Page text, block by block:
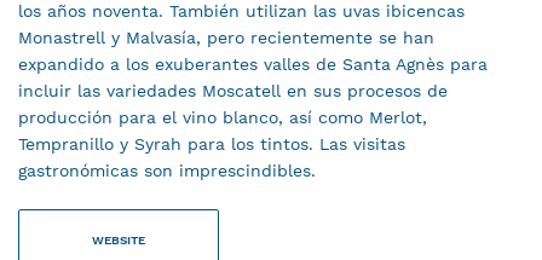
los años noventa. También utilizan las uvas ibicencas
Monastrell y Malvasía, pero recientemente se han
expandido a los exuberantes valles de Santa Agnès para
incluir las variedades Moscatell en sus procesos de
producción para el vino blanco, así como Merlot,
Tempranillo y Syrah para los tintos. Las visitas
gastronómicas son imprescindibles.
WEBSITE